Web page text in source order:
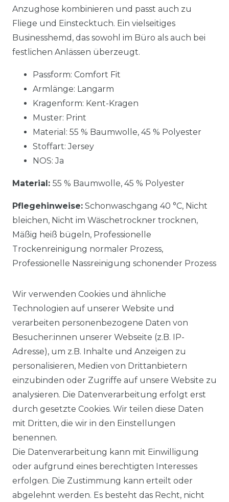
Anzughose kombinieren und passt auch zu
Fliege und Einstecktuch. Ein vielseitiges
Businesshemd, das sowohl im Büro als auch bei
festlichen Anlässen überzeugt.
Passform: Comfort Fit
Armlänge: Langarm
Kragenform: Kent-Kragen
Muster: Print
Material: 55 % Baumwolle, 45 % Polyester
Stoffart: Jersey
NOS: Ja
Material: 55 % Baumwolle, 45 % Polyester
Pflegehinweise: Schonwaschgang 40 °C, Nicht
bleichen, Nicht im Wäschetrockner trocknen,
Mäßig heiß bügeln, Professionelle
Trockenreinigung normaler Prozess,
Professionelle Nassreinigung schonender Prozess
Ähnlicher Artikel
Venti - Modern Fit - Herren
Langarm Business Hemd
(144262600)
UVP 49,99 €
ab 47,99 € *
* inkl. ges. MwSt.zzgl.Versandkosten
Wir verwenden Cookies und ähnliche
Technologien auf unserer Website und
verarbeiten personenbezogene Daten von
Besucher:innen unserer Webseite (z.B. IP-
Adresse), um z.B. Inhalte und Anzeigen zu
personalisieren, Medien von Drittanbietern
einzubinden oder Zugriffe auf unsere Website zu
analysieren. Die Datenverarbeitung erfolgt erst
durch gesetzte Cookies. Wir teilen diese Daten
mit Dritten, die wir in den Einstellungen
benennen.
Die Datenverarbeitung kann mit Einwilligung
oder aufgrund eines berechtigten Interesses
erfolgen. Die Zustimmung kann erteilt oder
abgelehnt werden. Es besteht das Recht, nicht